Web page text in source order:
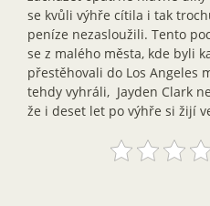
se kvůli výhře cítila i tak
peníze nezasloužili. Tento
se z malého města, kde byli
přestěhovali do Los Angeles
tehdy vyhráli, Jayden Clark
že i deset let po výhře si žijí